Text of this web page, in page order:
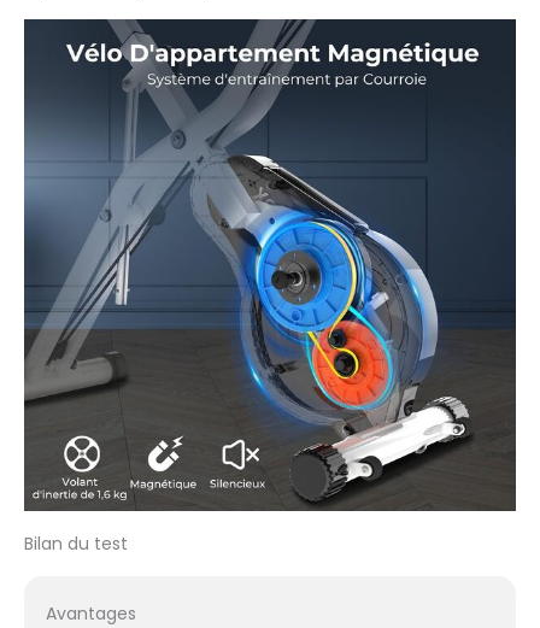
utilisateurs de 155cm à
183cm.
Bilan du test
Avantages